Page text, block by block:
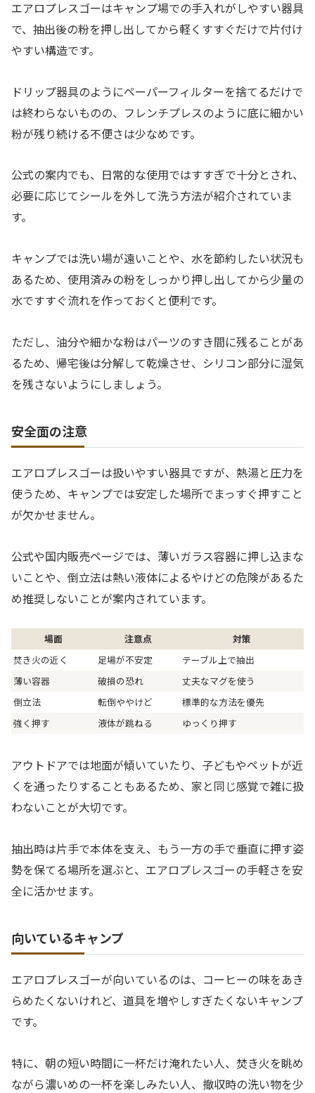
エアロプレスゴーはキャンプ場での手入れがしやすい器具
で、抽出後の粉を押し出してから軽くすすぐだけで片付け
やすい構造です。
ドリップ器具のようにペーパーフィルターを捨てるだけで
は終わらないものの、フレンチプレスのように底に細かい
粉が残り続ける不便さは少なめです。
公式の案内でも、日常的な使用ではすすぎで十分とされ、
必要に応じてシールを外して洗う方法が紹介されていま
す。
キャンプでは洗い場が遠いことや、水を節約したい状況も
あるため、使用済みの粉をしっかり押し出してから少量の
水ですすぐ流れを作っておくと便利です。
ただし、油分や細かな粉はパーツのすき間に残ることがあ
るため、帰宅後は分解して乾燥させ、シリコン部分に湿気
を残さないようにしましょう。
安全面の注意
エアロプレスゴーは扱いやすい器具ですが、熱湯と圧力を
使うため、キャンプでは安定した場所でまっすぐ押すこと
が欠かせません。
公式や国内販売ページでは、薄いガラス容器に押し込まな
いことや、倒立法は熱い液体によるやけどの危険があるた
め推奨しないことが案内されています。
場面 注意点
対策
焚き火の近く
足場が不安定
テーブル上で抽出
薄い容器
破損の恐れ
丈夫なマグを使う
倒立法
転倒ややけど
標準的な方法を優先
強く押す
液体が跳ねる ゆっくり押す
アウトドアでは地面が傾いていたり、子どもやペットが近
くを通ったりすることもあるため、家と同じ感覚で雑に扱
わないことが大切です。
抽出時は片手で本体を支え、もう一方の手で垂直に押す姿
勢を保てる場所を選ぶと、エアロプレスゴーの手軽さを安
全に活かせます。
向いているキャンプ
エアロプレスゴーが向いているのは、コーヒーの味をあき
らめたくないけれど、道具を増やしすぎたくないキャンプ
です。
特に、朝の短い時間に一杯だけ淹れたい人、焚き火を眺め
ながら濃いめの一杯を楽しみたい人、撤収時の洗い物を少